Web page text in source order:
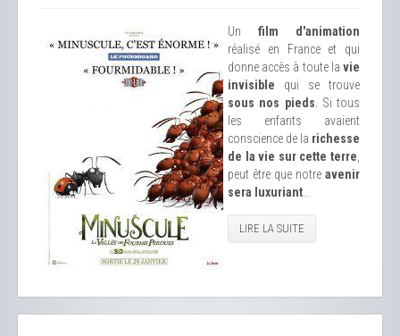
Un film d'animation
réalisé en France et qui
donne accès à toute la vie
invisible qui se trouve
sous nos pieds . Si tous
les enfants avaient
conscience de la richesse
de la vie sur cette terre
peut être que notre avenir
sera luxuriant
LIRE LA SUITE